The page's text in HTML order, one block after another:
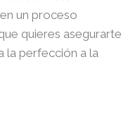
un proceso
quieres asegurarte
la perfección a la